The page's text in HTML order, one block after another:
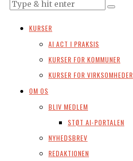
KURSER
AI ACT I PRAKSIS
KURSER FOR KOMMUNER
KURSER FOR VIRKSOMHEDER
OM OS
BLIV MEDLEM
STØT AI-PORTALEN
NYHEDSBREV
REDAKTIONEN